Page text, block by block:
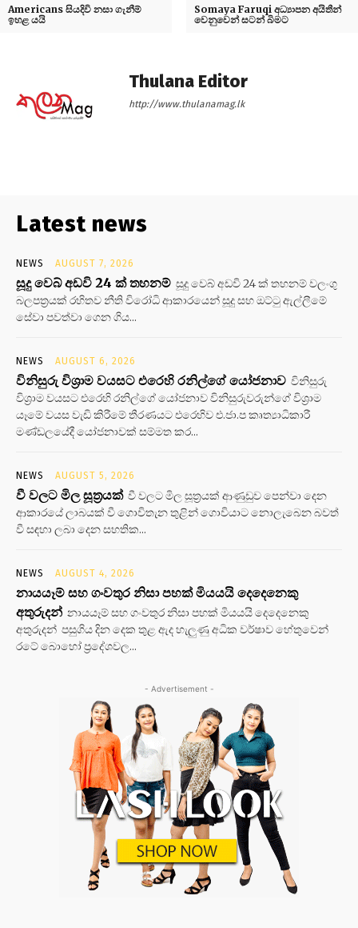
Americans සියදිවි නසා ගැනීම්
ඉහළ යයි
Somaya Faruqi අධ්‍යාපන අයිතීන්
වෙනුවෙන් සටන් බිමට
Thulana Editor
http://www.thulanamag.lk
Latest news
NEWS AUGUST 7, 2026
සූදු වෙබ් අඩවි 24 ක් තහනම් සූදු වෙබ් අඩවි 24 ක් තහනම් වලංගු
බලපත්‍රයක් රහිතව නීති විරෝධි ආකාරයෙන් සූදු සහ ඔට්ටු ඇල්ලීමේ
සේවා පවත්වා ගෙන ගිය...
NEWS AUGUST 6, 2026
විනිසුරු විශ්‍රාම වයසට එරෙහි රනිල්ගේ යෝජනාව විනිසුරු
විශ්‍රාම වයසට එරෙහි රනිල්ගේ යෝජනාව විනිසුරුවරුන්ගේ විශ්‍රාම
යෑමේ වයස වැඩි කිරීමේ තීරණයට එරෙහිව එ.ජා.ප කෘත්‍යාධිකාරී
මණ්ඩලයේදී යෝජනාවක් සම්මත කර...
NEWS AUGUST 5, 2026
වී වලට මිල සූත්‍රයක් වී වලට මිල සූත්‍රයක් ආණුඩුව පෙන්වා දෙන
ආකාරයේ ලාබයක් වී ගොවිතැන තුළින් ගොවියාට නොලැබෙන බවත්
වී සඳහා ලබා දෙන සහතික...
NEWS AUGUST 4, 2026
නායයෑම් සහ ගංවතුර නිසා පහක් මියයයි දෙදෙනෙකු
අතුරුදන් නායයෑම් සහ ගංවතුර නිසා පහක් මියයයි දෙදෙනෙකු
අතුරුදන් පසුගිය දින දෙක තුළ ඇද හැලුණු අධික වර්ෂාව හේතුවෙන්
රටේ බොහෝ ප්‍රදේශවල...
- Advertisement -